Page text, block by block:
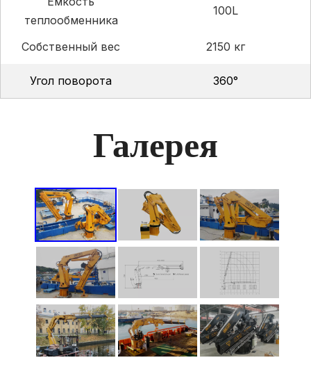
теплообменника
100L
Собственный вес 2150 кг
Угол поворота 360°
Галерея